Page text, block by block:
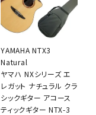
YAMAHA NTX3
Natural
ヤマハ NXシリーズ エ
レガット ナチュラル クラ
シックギター アコース
ティックギター NTX-3